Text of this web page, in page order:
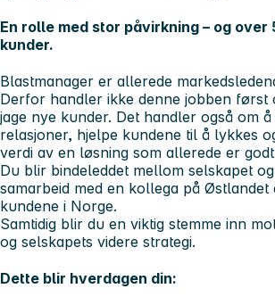
En rolle med stor påvirkning – og
kunder.
Blastmanager er allerede
Derfor handler ikke denne jobben først
jage nye kunder. Det handler også om
relasjoner, hjelpe kundene til å lykkes
verdi av en løsning som allerede er
Du blir bindeleddet mellom selskapet
samarbeid med en kollega på
kundene i Norge.
Samtidig blir du en viktig stemme inn
og selskapets videre strategi.
Dette blir hverdagen din: